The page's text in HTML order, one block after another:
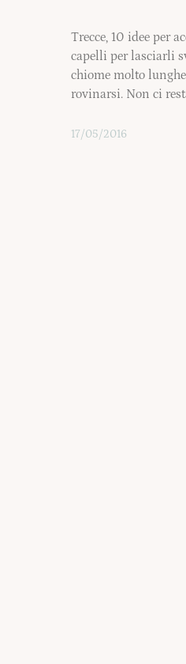
Trecce, 10 idee per
capelli per lasciarli
chiome molto
rovinarsi. Non ci
17/05/2016